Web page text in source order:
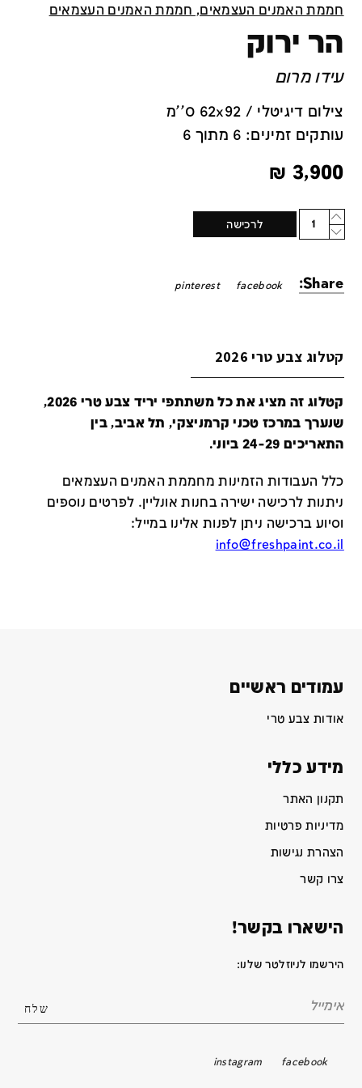
חממת האמנים העצמאים, חממת האמנים העצמאים
הר ירוק
עידו מרום
צילום דיגיטלי / 62x92 ס''מ
עותקים זמינים: 6 מתוך 6
3,900
₪
Quantity
לרכישה
Share:
facebook
pinterest
קטלוג צבע טרי 2026
קטלוג זה מציג את כל משתתפי יריד צבע טרי 2026,
שנערך במרכז טכני קרמניצקי, תל אביב, בין
התאריכים 24-29 ביוני.
כלל העבודות הזמינות מחממת האמנים העצמאים
ניתנות לרכישה ישירה בחנות אונליין. לפרטים נוספים
וסיוע ברכישה ניתן לפנות אלינו במייל:
info@freshpaint.co.il
עמודים ראשיים
אודות צבע טרי
מידע כללי
תקנון האתר
מדיניות פרטיות
הצהרת נגישות
צרו קשר
הישארו בקשר!
הירשמו לניוזלטר שלנו:
facebook
instagram